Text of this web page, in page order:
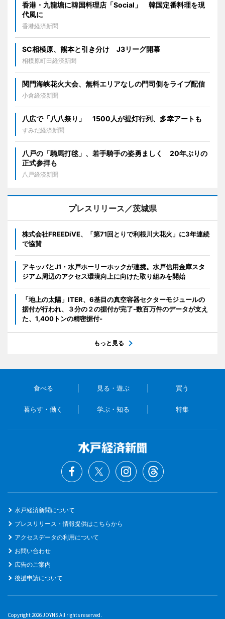
香港・九龍塘に韓国料理店「Social」 韓国定番料理を現
代風に
香港経済新聞
SC相模原、熊本と引き分け J3リーグ開幕
相模原町田経済新聞
関門海峡花火大会、無料エリアなしの門司側をライブ配信
小倉経済新聞
八広で「八八祭り」 1500人が提灯行列、多幸アートも
すみだ経済新聞
八戸の「騎馬打毬」、若手騎手の姿勇ましく 20年ぶりの
正式参拝も
八戸経済新聞
プレスリリース／茨城県
株式会社FREEDiVE、「第71回とりで利根川大花火」に3年連続
で協賛
アキッパとJ1・水戸ホーリーホックが連携。水戸信用金庫スタ
ジアム周辺のアクセス環境向上に向けた取り組みを開始
「地上の太陽」ITER、6基目の真空容器セクターモジュールの
据付が行われ、３分の２の据付が完了-数百万件のデータが支え
た、1,400トンの精密据付-
もっと見る
食べる 見る・遊ぶ 買う
暮らす・働く 学ぶ・知る 特集
水戸経済新聞について
プレスリリース・情報提供はこちらから
アクセスデータの利用について
お問い合わせ
広告のご案内
後援申請について
Copyright 2026 JOYNS All rights reserved.